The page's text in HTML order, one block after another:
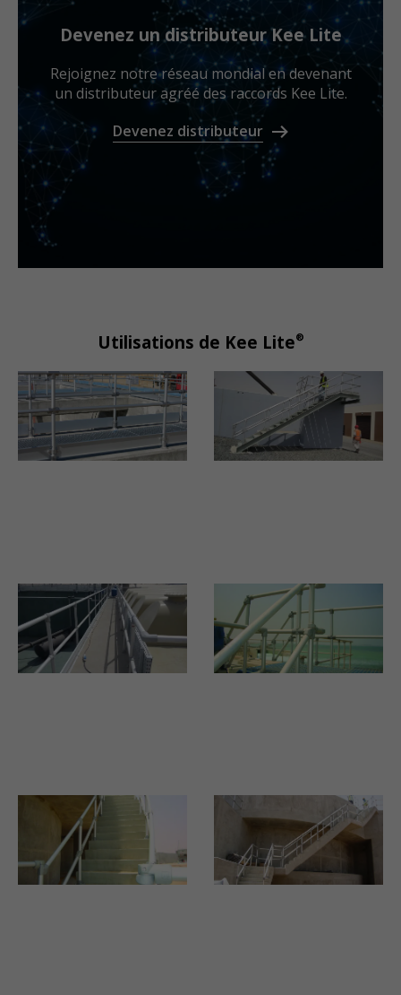
Devenez un distributeur Kee Lite
Rejoignez notre réseau mondial en devenant
un distributeur agréé des raccords Kee Lite.
Devenez distributeur
Utilisations de Kee Lite®